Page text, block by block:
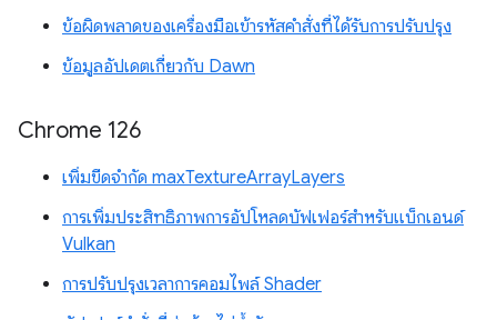
ข้อผิดพลาดของเครื่องมือเข้ารหัสคำสั่งที่ได้รับการปรับปรุง
ข้อมูลอัปเดตเกี่ยวกับ Dawn
Chrome 126
เพิ่มขีดจำกัด maxTextureArrayLayers
การเพิ่มประสิทธิภาพการอัปโหลดบัฟเฟอร์สำหรับแบ็กเอนด์
Vulkan
การปรับปรุงเวลาการคอมไพล์ Shader